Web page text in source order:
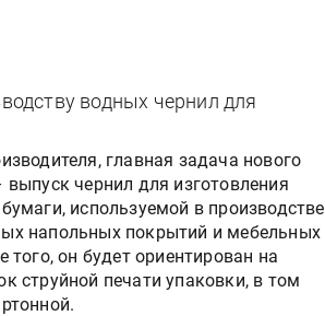
водных чернил для
главная задача нового
выпуск чернил для изготовления
используемой в производстве
напольных покрытий и мебельных
того, он будет ориентирован на
струйной печати упаковки, в том